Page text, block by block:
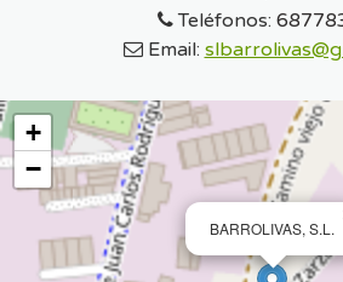
Teléfonos:
Email:
BARROLIVAS, S.L.
+
−